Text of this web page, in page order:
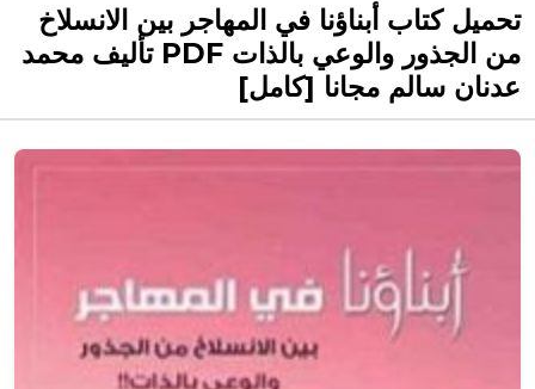
تحميل كتاب أبناؤنا في المهاجر بين الانسلاخ
من الجذور والوعي بالذات PDF تأليف محمد
عدنان سالم مجانا [كامل]